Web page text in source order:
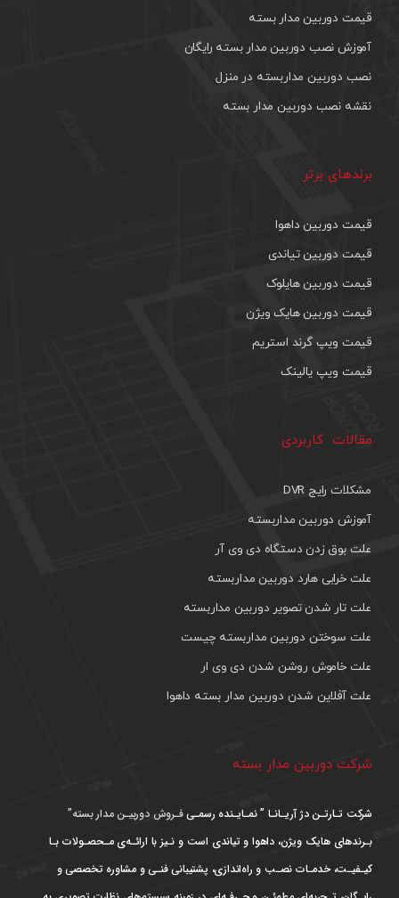
قیمت دوربین مدار بسته
آموزش نصب دوربین مدار بسته رایگان
نصب دوربین مداربسته در منزل
نقشه نصب دوربین مدار بسته
برندهای برتر
قیمت دوربین داهوا
قیمت دوربین تیاندی
قیمت دوربین هایلوک
قیمت دوربین هایک ویژن
قیمت ویپ گرند استریم
قیمت ویپ یالینک
مقالات کاربردی
مشکلات رایج DVR
آموزش دوربین مداربسته
علت بوق زدن دستگاه دی وی آر
علت خرابی هارد دوربین مداربسته
علت تار شدن تصویر دوربین مداربسته
علت سوختن دوربین مداربسته چیست
علت خاموش روشن شدن دی وی ار
علت آفلاین شدن دوربین مدار بسته داهوا
شرکت دوربین مدار بسته
شرکت تـارتـن دژ آریـانـا ” نمـایـنده رسمـیفـروش دوربیـن مدار بسته”
بـرندهای هایک ویژن، داهوا و تیاندی است و نـیز با ارائـه‌ی مـحصـولات بـا
کیـفیـت، خدمـات نصـب و راه‌اندازی، پشتیبانی فنـی و مشاوره تخصصی و